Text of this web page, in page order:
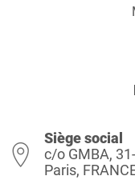
Siège social
c/o GMBA,
Paris,